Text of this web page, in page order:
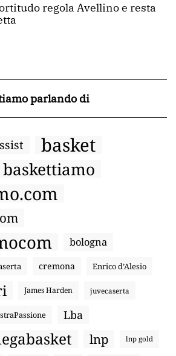
regola Avellino e resta
parlando di
basket
baskettiamo
bologna
cremona Enrico d’Alesio
James Harden juvecaserta
Lba
lnp lnp gold